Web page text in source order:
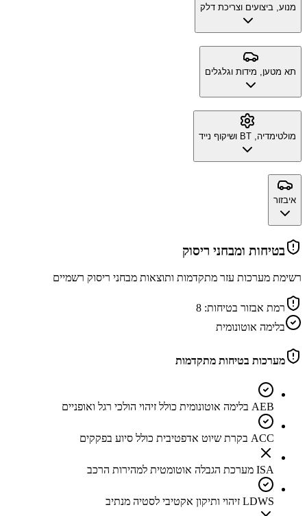
מנוע, ביצועים וצריכת דלק
תא מטען, מידות וגלגלים
מולטימדיה, BT ושיקוף נייד
איבזור
בטיחות ומבחני ריסוק
רשימת מערכות עזר מתקדמות ותוצאות מבחני ריסוק רשמיים
רמת אבזור בטיחות: 8
בלימה אוטונומית
מערכות בטיחות מתקדמות
AEB בלימה אוטונומית כולל זיהוי הולכי רגל ואופניים
ACC בקרת שיוט אדפטיבית כולל סיוע בפקקים
ISA מערכת הגבלה אוטומטית למהירות הרכב
LDWS זיהוי ותיקון אקטיבי לסטיה מנתיב